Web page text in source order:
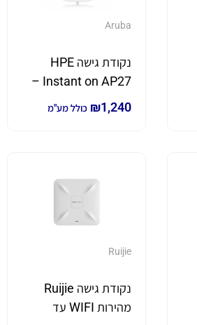
Aruba
נקודת גישה HPE
Instant on AP27 –
₪1,240 כולל מע"מ
Ruijie
נקודת גישה Ruijie
מהירות WIFI עד